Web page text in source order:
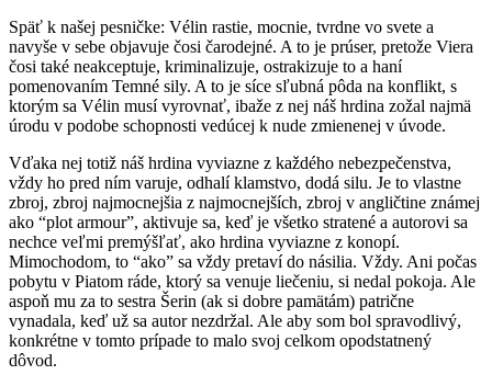
Späť k našej pesničke: Vélin rastie, mocnie, tvrdne vo svete a
navyše v sebe objavuje čosi čarodejné. A to je prúser, pretože Viera
čosi také neakceptuje, kriminalizuje, ostrakizuje to a haní
pomenovaním Temné sily. A to je síce sľubná pôda na konflikt, s
ktorým sa Vélin musí vyrovnať, ibaže z nej náš hrdina zožal najmä
úrodu v podobe schopnosti vedúcej k nude zmienenej v úvode.
Vďaka nej totiž náš hrdina vyviazne z každého nebezpečenstva,
vždy ho pred ním varuje, odhalí klamstvo, dodá silu. Je to vlastne
zbroj, zbroj najmocnejšia z najmocnejších, zbroj v angličtine známej
ako “plot armour”, aktivuje sa, keď je všetko stratené a autorovi sa
nechce veľmi premýšľať, ako hrdina vyviazne z konopí.
Mimochodom, to “ako” sa vždy pretaví do násilia. Vždy. Ani počas
pobytu v Piatom ráde, ktorý sa venuje liečeniu, si nedal pokoja. Ale
aspoň mu za to sestra Šerin (ak si dobre pamätám) patrične
vynadala, keď už sa autor nezdržal. Ale aby som bol spravodlivý,
konkrétne v tomto prípade to malo svoj celkom opodstatnený
dôvod.